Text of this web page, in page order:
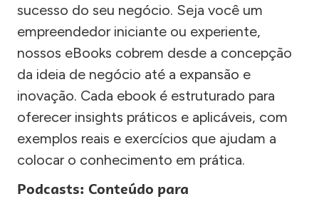
sucesso do seu negócio. Seja você um
empreendedor iniciante ou experiente,
nossos eBooks cobrem desde a concepção
da ideia de negócio até a expansão e
inovação. Cada ebook é estruturado para
oferecer insights práticos e aplicáveis, com
exemplos reais e exercícios que ajudam a
colocar o conhecimento em prática.
Podcasts: Conteúdo para